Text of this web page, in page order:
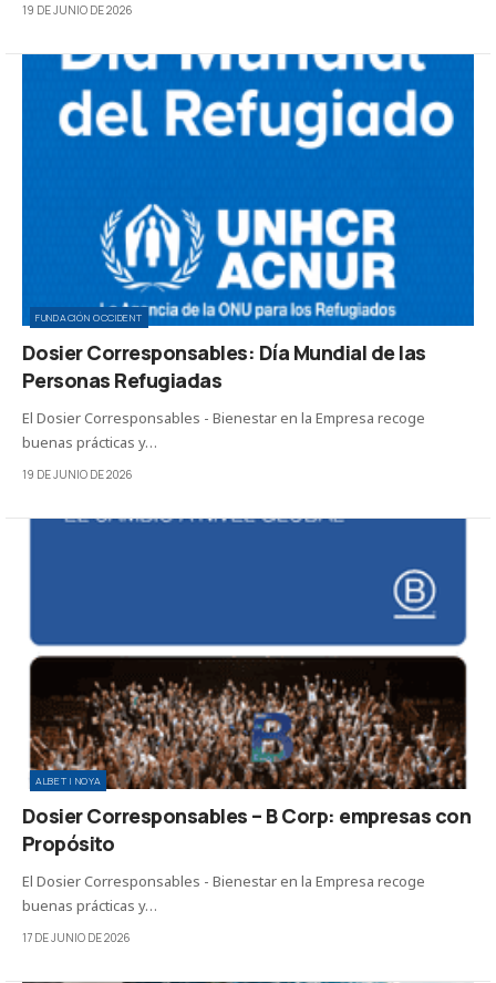
19 DE JUNIO DE 2026
FUNDACIÓN OCCIDENT
Dosier Corresponsables: Día Mundial de las
Personas Refugiadas
El Dosier Corresponsables - Bienestar en la Empresa recoge
buenas prácticas y…
19 DE JUNIO DE 2026
ALBET I NOYA
Dosier Corresponsables – B Corp: empresas con
Propósito
El Dosier Corresponsables - Bienestar en la Empresa recoge
buenas prácticas y…
17 DE JUNIO DE 2026